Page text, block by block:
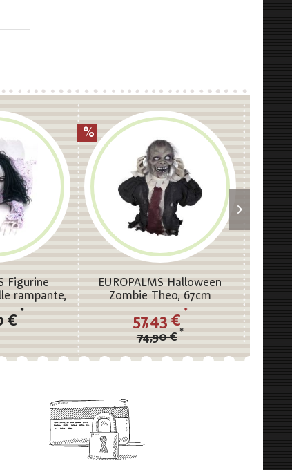
Figurine
rampante,
€
*
EUROPALMS Halloween
Zombie Theo, 67cm
74,90 € *
57,43 €
*